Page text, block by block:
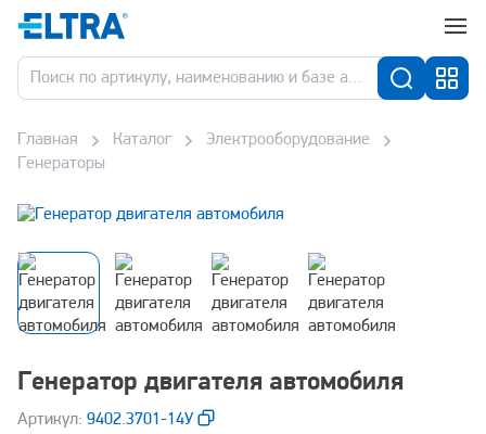
Главная Каталог
Электрооборудование
Генераторы
Генератор двигателя автомобиля
Aртикул: 9402.3701-14У